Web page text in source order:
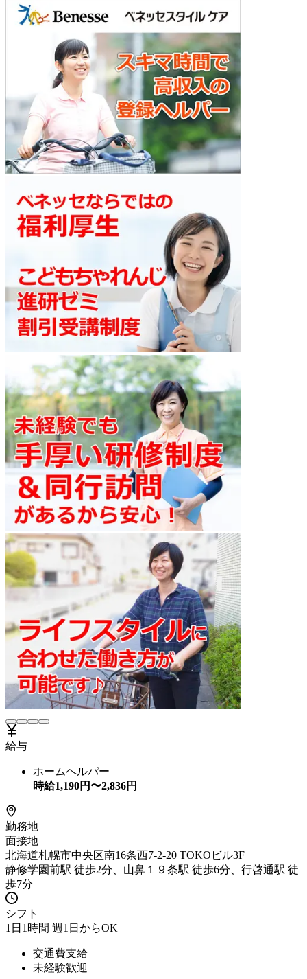
給与
ホームヘルパー
時給1,190円〜2,836円
勤務地
面接地
北海道札幌市中央区南16条西7-2-20 TOKOビル3F
静修学園前駅 徒歩2分、山鼻１９条駅 徒歩6分、行啓通駅 徒
歩7分
シフト
1日1時間 週1日からOK
交通費支給
未経験歓迎